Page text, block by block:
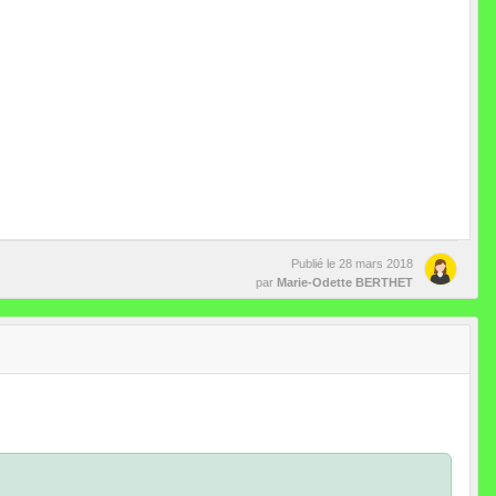
Publié le 28 mars 2018
par Marie-Odette BERTHET